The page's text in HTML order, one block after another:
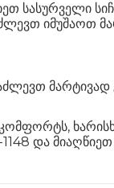
სასურველი
იმუშაოთ
და